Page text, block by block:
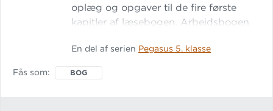
oplæg og opgaver til de fire første
kapitler af læsebogen. Arbejdsbogen
binder læsebogens tekster sammen.
En del af serien Pegasus 5. klasse
Fås som BOG